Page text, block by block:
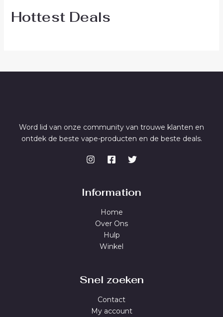
Hottest Deals
Word lid van onze community van trouwe klanten en
ontdek de beste vape-producten en de beste deals.
Information
Home
Over Ons
Hulp
Winkel
Snel zoeken
Contact
My account